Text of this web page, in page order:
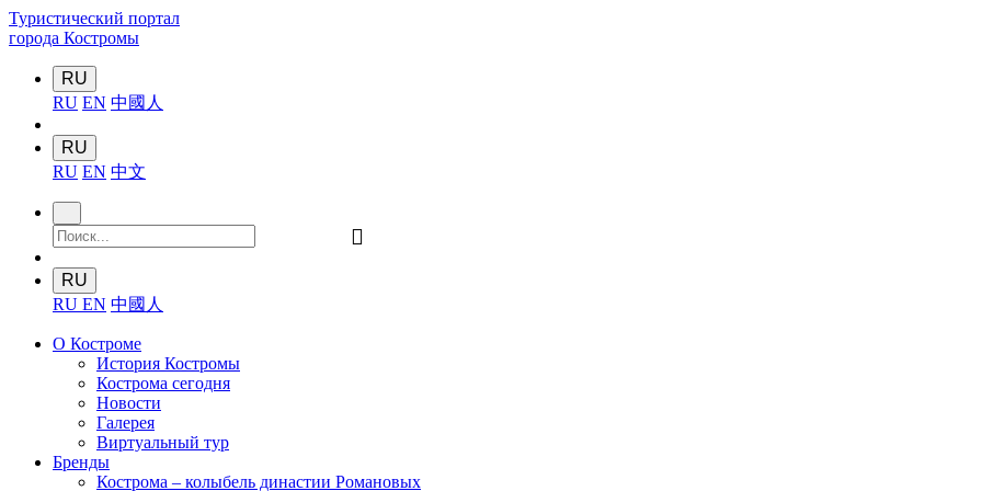
Туристический портал
города Костромы
RU
RU EN 中國人
RU
RU EN 中文
󰍉
RU
RU EN 中國人
О Костроме
История Костромы
Кострома сегодня
Новости
Галерея
Виртуальный тур
Бренды
Кострома – колыбель династии Романовых